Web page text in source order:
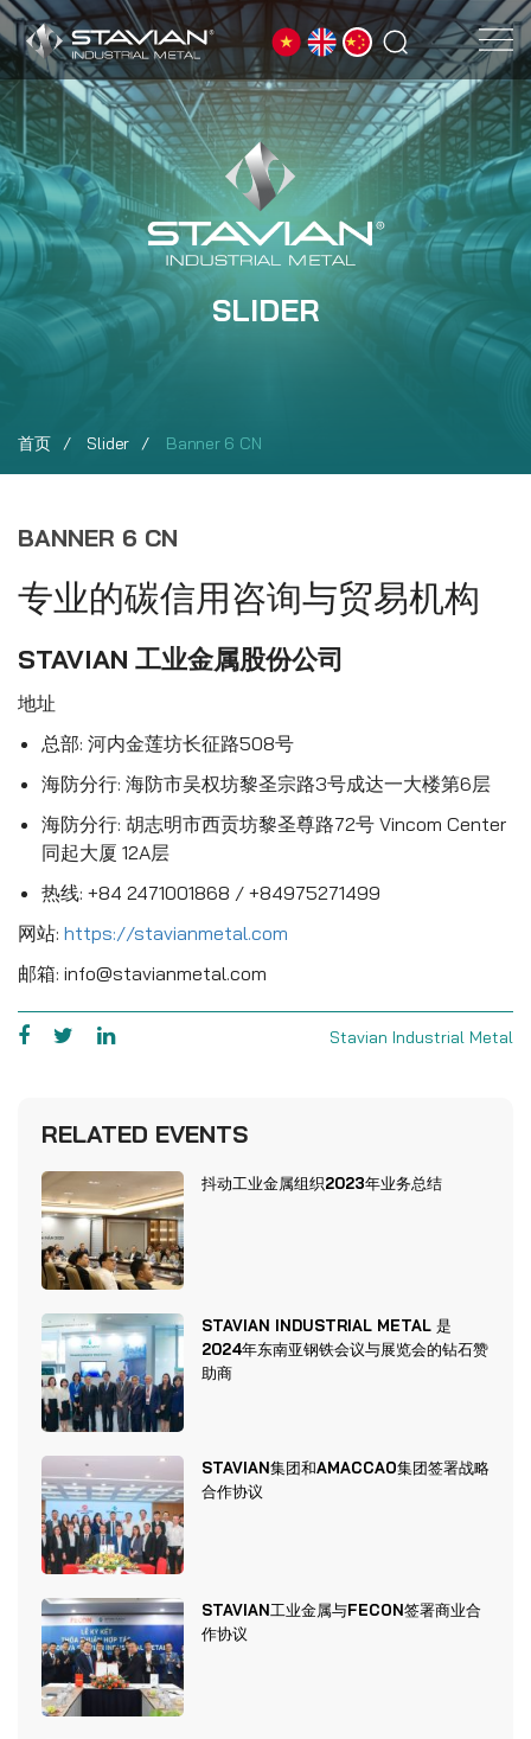
首页 Slider Banner 6 CN
SLIDER
BANNER 6 CN
专业的碳信用咨询与贸易机构
STAVIAN 工业金属股份公司
地址
总部: 河内金莲坊长征路508号
海防分行: 海防市吴权坊黎圣宗路3号成达一大楼第6层
海防分行: 胡志明市西贡坊黎圣尊路72号 Vincom Center
同起大厦 12A层
热线: +84 2471001868 / +84975271499
网站: https://stavianmetal.com
邮箱: info@stavianmetal.com
Stavian Industrial Metal
RELATED EVENTS
抖动工业金属组织2023年业务总结
STAVIAN INDUSTRIAL METAL 是
2024年东南亚钢铁会议与展览会的钻石赞
助商
STAVIAN集团和AMACCAO集团签署战略
合作协议
STAVIAN工业金属与FECON签署商业合
作协议